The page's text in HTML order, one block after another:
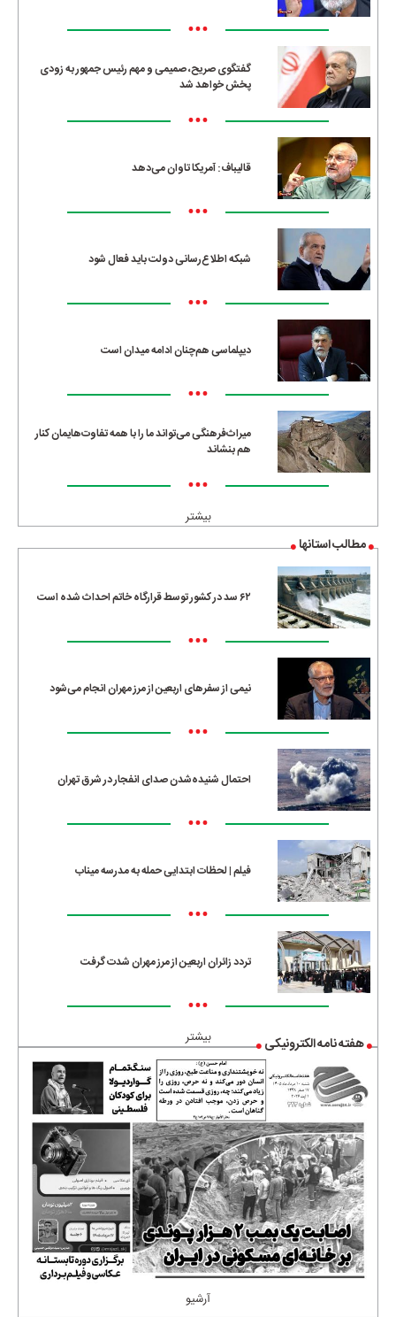
•••
گفتگوی صریح، صمیمی و مهم رئیس جمهور به زودی
پخش خواهد شد
•••
قالیباف: آمریکا تاوان می‌دهد
•••
شبکه اطلاع‌رسانی دولت باید فعال شود
•••
دیپلماسی هم‌چنان ادامه میدان است
•••
میراث‌فرهنگی می‌تواند ما را با همه تفاوت‌هایمان کنار
هم بنشاند
•••
بیشتر
مطالب استانها
۶۲ سد در کشور توسط قرارگاه خاتم احداث شده است
•••
نیمی از سفرهای اربعین از مرز مهران انجام می‌شود
•••
احتمال شنیده‌شدن صدای انفجار در شرق تهران
•••
فیلم | لحظات ابتدایی حمله به مدرسه میناب
•••
تردد زائران اربعین از مرز مهران شدت گرفت
•••
بیشتر هفته نامه الکترونیکی
آرشیو